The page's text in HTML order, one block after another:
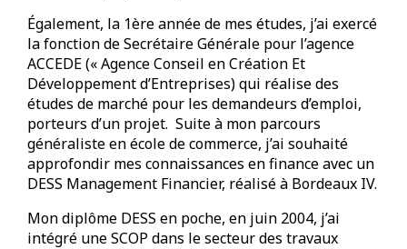
Également, la 1ère année de mes études, j’ai exercé
la fonction de Secrétaire Générale pour l’agence
ACCEDE (« Agence Conseil en Création Et
Développement d’Entreprises) qui réalise des
études de marché pour les demandeurs d’emploi,
porteurs d’un projet. Suite à mon parcours
généraliste en école de commerce, j’ai souhaité
approfondir mes connaissances en finance avec un
DESS Management Financier, réalisé à Bordeaux IV.
Mon diplôme DESS en poche, en juin 2004, j’ai
intégré une SCOP dans le secteur des travaux